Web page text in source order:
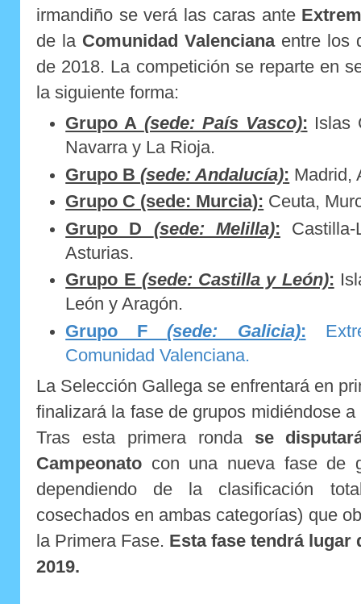
irmandiño se verá las caras ante
de la Comunidad Valencianaentre los
de 2018. La competición se reparte en
la siguiente forma:
Grupo A (sede: País Vasco): Islas
Navarra y La Rioja.
Grupo B(sede: Andalucía): Madrid,
Grupo C (sede: Murcia): Ceuta,
Grupo D (sede: Melilla):
Asturias.
Grupo E (sede: Castilla y León):
León y Aragón.
Grupo F(sede: Galicia):
Comunidad Valenciana.
La Selección Gallega se enfrentará en
finalizará la fase de grupos midiéndose
Tras esta primera ronda se
Campeonato con una nueva fase de
dependiendo de la clasificación
cosechados en ambas categorías) que
la Primera Fase. Esta fase tendrá lugar
2019.